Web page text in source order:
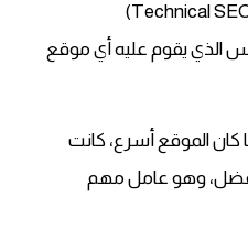
الذي يقوم عليه أي موقع
الموقع أسرع، كانت
وهو عامل مهم